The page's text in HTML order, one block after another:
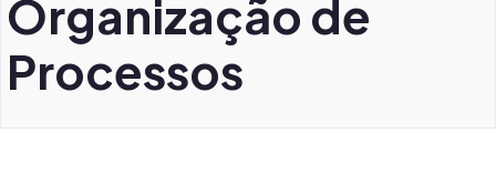
Organização de
Processos